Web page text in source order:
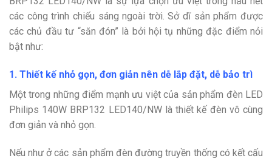
các công trình chiếu sáng ngoài trời. Sở dĩ sản phẩm được
các chủ đầu tư “săn đón” là bởi hội tụ những đặc điểm nỏi
bật như:
1. Thiết kế nhỏ gọn, đơn giản nên dễ lắp đặt, dễ bảo trì
Một trong những điểm mạnh ưu việt của sản phẩm đèn LED
Philips 140W BRP132 LED140/NW là thiết kế đèn vô cùng
đơn giản và nhỏ gọn.
Nếu như ở các sản phẩm đèn đường truyền thống có kết cấu